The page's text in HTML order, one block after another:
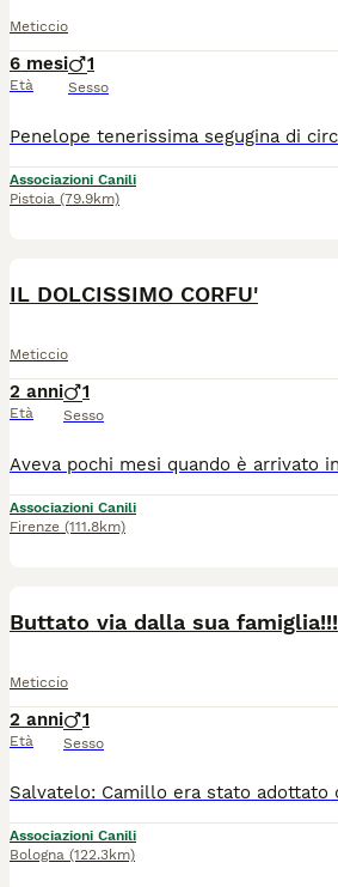
Meticcio
6 mesi
Età
1
Sesso
Associazioni Canili
Pistoia (79.9km)
IL DOLCISSIMO CORFU'
Meticcio
2 anni
Età
1
Sesso
Associazioni Canili
Firenze (111.8km)
Buttato via dalla sua famiglia!!!
Meticcio
2 anni
Età
1
Sesso
Associazioni Canili
Bologna (122.3km)